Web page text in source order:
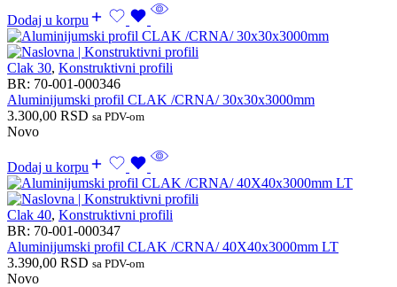
Dodaj u korpu
Clak 30, Konstruktivni profili
BR: 70-001-000346
Aluminijumski profil CLAK /CRNA/ 30x30x3000mm
3.300,00 RSD sa PDV-om
Novo
Dodaj u korpu
Clak 40, Konstruktivni profili
BR: 70-001-000347
Aluminijumski profil CLAK /CRNA/ 40X40x3000mm LT
3.390,00 RSD sa PDV-om
Novo